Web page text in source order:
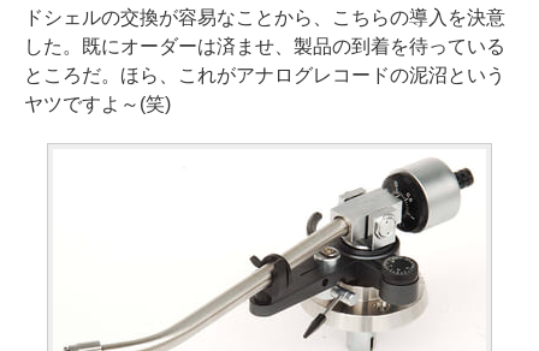
ドシェルの交換が容易なことから、こちらの導入を決意
した。既にオーダーは済ませ、製品の到着を待っている
ところだ。ほら、これがアナログレコードの泥沼という
ヤツですよ～(笑)